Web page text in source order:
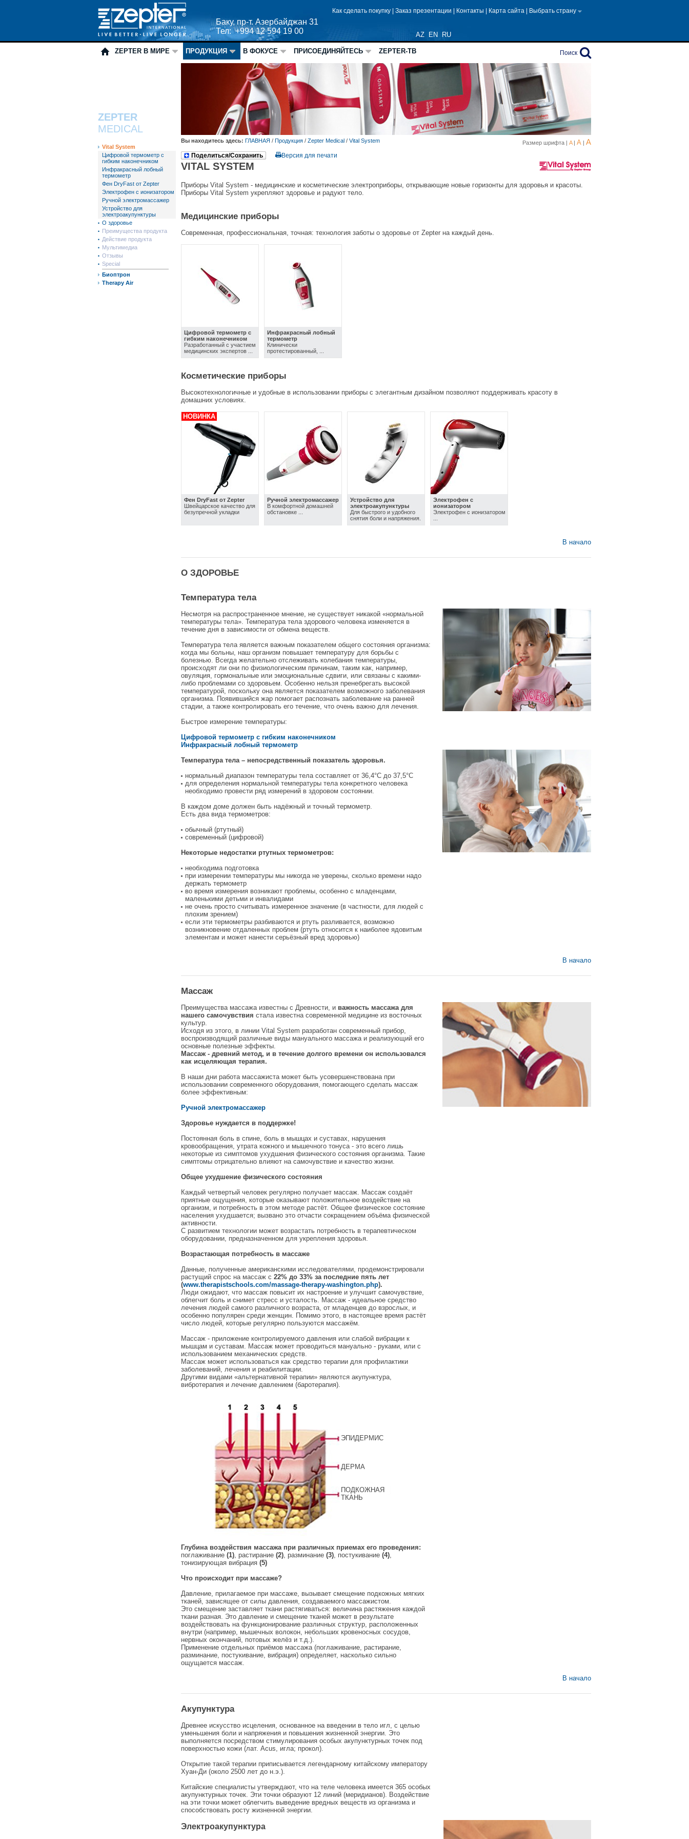
AZ EN RU
Баку, пр-т. Азербайджан 31
Тел: +994 12 594 19 00
Как сделать покупку Заказ презентации Контакты Карта сайта Выбрать страну
ZEPTER В МИРЕ ПРОДУКЦИЯ В ФОКУСЕ ПРИСОЕДИНЯЙТЕСЬ ZEPTER-ТВ Поиск
ZEPTER
MEDICAL
Vital System
Цифровой термометр с
гибким наконечником
Инфракрасный лобный
термометр
Фен DryFast от Zepter
Электрофен с ионизатором
Ручной электромассажер
Устройство для
электроакупунктуры
О здоровье
Преимущества продукта
Действие продукта
Мультимедиа
Отзывы
Special
Биоптрон
Therapy Air
Вы находитесь здесь: ГЛАВНАЯ / Продукция / Zepter Medical / Vital System Размер шрифта | A | A | A
Поделиться/Сохранить Версия для печати
VITAL SYSTEM
Приборы Vital System - медицинские и косметические электроприборы, открывающие новые горизонты для здоровья и красоты.
Приборы Vital System укрепляют здоровье и радуют тело.
Медицинские приборы
Современная, профессиональная, точная: технология заботы о здоровье от Zepter на каждый день.
Цифровой термометр с
гибким наконечником
Разработанный с участием
медицинских экспертов ...
Инфракрасный лобный
термометр
Клинически
протестированный, ...
Косметические приборы
Высокотехнологичные и удобные в использовании приборы с элегантным дизайном позволяют поддерживать красоту в
домашних условиях.
НОВИНКА
Фен DryFast от Zepter
Швейцарское качество для
безупречной укладки
Ручной электромассажер
В комфортной домашней
обстановке ...
Устройство для
электроакупунктуры
Для быстрого и удобного
снятия боли и напряжения.
Электрофен с
ионизатором
Электрофен с ионизатором
В начало
О ЗДОРОВЬЕ
Температура тела
Несмотря на распространенное мнение, не существует никакой «нормальной
температуры тела». Температура тела здорового человека изменяется в
течение дня в зависимости от обмена веществ.
Температура тела является важным показателем общего состояния организма:
когда мы больны, наш организм повышает температуру для борьбы с
болезнью. Всегда желательно отслеживать колебания температуры,
происходят ли они по физиологическим причинам, таким как, например,
овуляция, гормональные или эмоциональные сдвиги, или связаны с какими-
либо проблемами со здоровьем. Особенно нельзя пренебрегать высокой
температурой, поскольку она является показателем возможного заболевания
организма. Появившийся жар помогает распознать заболевание на ранней
стадии, а также контролировать его течение, что очень важно для лечения.
Быстрое измерение температуры:
Цифровой термометр с гибким наконечником
Инфракрасный лобный термометр
Температура тела – непосредственный показатель здоровья.
нормальный диапазон температуры тела составляет от 36,4°C до 37,5°C
для определения нормальной температуры тела конкретного человека
необходимо провести ряд измерений в здоровом состоянии.
В каждом доме должен быть надёжный и точный термометр.
Есть два вида термометров:
обычный (ртутный)
современный (цифровой)
Некоторые недостатки ртутных термометров:
необходима подготовка
при измерении температуры мы никогда не уверены, сколько времени надо
держать термометр
во время измерения возникают проблемы, особенно с младенцами,
маленькими детьми и инвалидами
не очень просто считывать измеренное значение (в частности, для людей с
плохим зрением)
если эти термометры разбиваются и ртуть разливается, возможно
возникновение отдаленных проблем (ртуть относится к наиболее ядовитым
элементам и может нанести серьёзный вред здоровью)
В начало
Массаж
Преимущества массажа известны с Древности, и важность массажа для
нашего самочувствия стала известна современной медицине из восточных
культур.
Исходя из этого, в линии Vital System разработан современный прибор,
воспроизводящий различные виды мануального массажа и реализующий его
основные полезные эффекты.
Массаж - древний метод, и в течение долгого времени он использовался
как исцеляющая терапия.
В наши дни работа массажиста может быть усовершенствована при
использовании современного оборудования, помогающего сделать массаж
более эффективным:
Ручной электромассажер
Здоровье нуждается в поддержке!
Постоянная боль в спине, боль в мышцах и суставах, нарушения
кровообращения, утрата кожного и мышечного тонуса - это всего лишь
некоторые из симптомов ухудшения физического состояния организма. Такие
симптомы отрицательно влияют на самочувствие и качество жизни.
Общее ухудшение физического состояния
Каждый четвертый человек регулярно получает массаж. Массаж создаёт
приятные ощущения, которые оказывают положительное воздействие на
организм, и потребность в этом методе растёт. Общее физическое состояние
населения ухудшается; вызвано это отчасти сокращением объёма физической
активности.
С развитием технологии может возрастать потребность в терапевтическом
оборудовании, предназначенном для укрепления здоровья.
Возрастающая потребность в массаже
Данные, полученные американскими исследователями, продемонстрировали
растущий спрос на массаж с 22% до 33% за последние пять лет
(www.therapistschools.com/massage-therapy-washington.php).
Люди ожидают, что массаж повысит их настроение и улучшит самочувствие,
облегчит боль и снимет стресс и усталость. Массаж - идеальное средство
лечения людей самого различного возраста, от младенцев до взрослых, и
особенно популярен среди женщин. Помимо этого, в настоящее время растёт
число людей, которые регулярно пользуются массажём.
Массаж - приложение контролируемого давления или слабой вибрации к
мышцам и суставам. Массаж может проводиться мануально - руками, или с
использованием механических средств.
Массаж может использоваться как средство терапии для профилактики
заболеваний, лечения и реабилитации.
Другими видами «альтернативной терапии» являются акупунктура,
вибротерапия и лечение давлением (баротерапия).
ЭПИДЕРМИС
ДЕРМА
ПОДКОЖНАЯ
ТКАНЬ
Глубина воздействия массажа при различных приемах его проведения:
поглаживание (1), растирание (2), разминание (3), постукивание (4),
тонизирующая вибрация (5)
Что происходит при массаже?
Давление, прилагаемое при массаже, вызывает смещение подкожных мягких
тканей, зависящее от силы давления, создаваемого массажистом.
Это смещение заставляет ткани растягиваться: величина растяжения каждой
ткани разная. Это давление и смещение тканей может в результате
воздействовать на функционирование различных структур, расположенных
внутри (например, мышечных волокон, небольших кровеносных сосудов,
нервных окончаний, потовых желёз и т.д.).
Применение отдельных приёмов массажа (поглаживание, растирание,
разминание, постукивание, вибрация) определяет, насколько сильно
ощущается массаж.
В начало
Акупунктура
Древнее искусство исцеления, основанное на введении в тело игл, с целью
уменьшения боли и напряжения и повышения жизненной энергии. Это
выполняется посредством стимулирования особых акупунктурных точек под
поверхностью кожи (лат. Acus, игла; прокол).
Открытие такой терапии приписывается легендарному китайскому императору
Хуан-Ди (около 2500 лет до н.э.).
Китайские специалисты утверждают, что на теле человека имеется 365 особых
акупунктурных точек. Эти точки образуют 12 линий (меридианов). Воздействие
на эти точки может облегчить выведение вредных веществ из организма и
способствовать росту жизненной энергии.
Электроакупунктура